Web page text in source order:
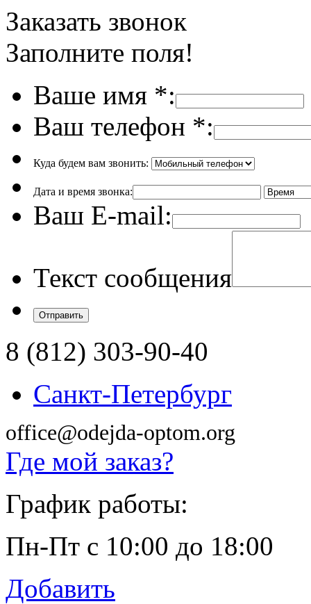
Заказать звонок
Заполните поля!
Ваше имя *:
Ваш телефон *:
Куда будем вам звонить:
Дата и время звонка:
Ваш E-mail:
Текст сообщения
8 (812) 303-90-40
Санкт-Петербург
office@odejda-optom.org
Где мой заказ?
График работы:
Пн-Пт с 10:00 до 18:00
Добавить